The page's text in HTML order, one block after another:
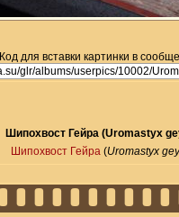
Код для вставки картинки в
Шипохвост Гейра (Uromastyx
Шипохвост Гейра (Uromastyx